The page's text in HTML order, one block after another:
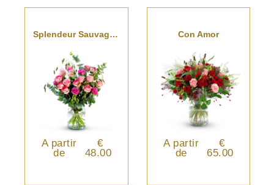
Splendeur Sauvage De Roses
A partir
de
€
48.00
Con Amor
A partir
de
€
65.00